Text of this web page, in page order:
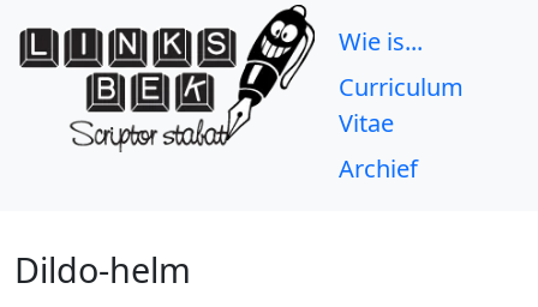
Wie is...
Curriculum
Vitae
Archief
Dildo-helm